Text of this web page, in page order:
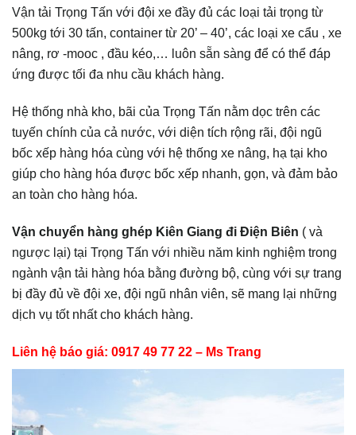
Vận tải Trọng Tấn với đội xe đầy đủ các loại tải trọng từ
500kg tới 30 tấn, container từ 20’ – 40’, các loại xe cẩu , xe
nâng, rơ -mooc , đầu kéo,… luôn sẵn sàng để có thể đáp
ứng được tối đa nhu cầu khách hàng.
Hệ thống nhà kho, bãi của Trọng Tấn nằm dọc trên các
tuyến chính của cả nước, với diện tích rộng rãi, đội ngũ
bốc xếp hàng hóa cùng với hệ thống xe nâng, hạ tại kho
giúp cho hàng hóa được bốc xếp nhanh, gọn, và đảm bảo
an toàn cho hàng hóa.
Vận chuyển hàng ghép Kiên Giang đi Điện Biên ( và
ngược lại) tại Trọng Tấn với nhiều năm kinh nghiệm trong
ngành vận tải hàng hóa bằng đường bộ, cùng với sự trang
bị đầy đủ về đội xe, đội ngũ nhân viên, sẽ mang lại những
dịch vụ tốt nhất cho khách hàng.
Liên hệ báo giá: 0917 49 77 22 – Ms Trang